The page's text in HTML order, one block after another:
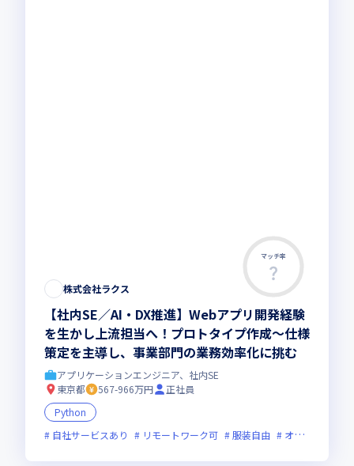
マッチ率
株式会社ラクス
【社内SE／AI・DX推進】Webアプリ開発経験
を生かし上流担当へ！プロトタイプ作成〜仕様
策定を主導し、事業部門の業務効率化に挑む
アプリケーションエンジニア、社内SE
東京都
567-966万円
正社員
Python
自社サービスあり
リモートワーク可 服装自由 オンライン選考可